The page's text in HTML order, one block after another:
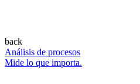
back
Análisis de procesos
Mide lo que importa.